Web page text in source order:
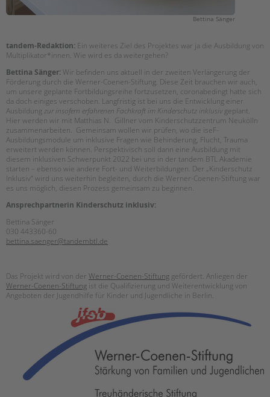
Bettina Sänger
tandem-Redaktion: Ein weiteres Ziel des Projektes war ja die Ausbildung von
Multiplikator*innen. Wie wird es da weitergehen?
Bettina Sänger:Wir befinden uns aktuell in der zweiten Verlängerung der
Förderung durch die Werner-Coenen-Stiftung. Diese Zeit brauchen wir auch,
um unsere geplante Fortbildungsreihe fortzusetzen, coronabedingt hatte sich
da doch einiges verschoben. Langfristig ist bei uns die Entwicklung einer
Ausbildung zur insofern erfahrenen Fachkraft im Kinderschutz inklusiv geplant.
Hier werden wir mit Matthias N. Gillner vom Kinderschutzzentrum Neukölln
zusammenarbeiten. Gemeinsam wollen wir prüfen, wo die iseF-
Ausbildungsmodule um inklusive Fragen wie Behinderung, Flucht, Trauma
erweitert werden können. Perspektivisch soll dann eine Ausbildung mit
diesem inklusiven Schwerpunkt 2022 bei uns in der tandem BTL Akademie
starten – ebenso wie andere Fort- und Weiterbildungen. Der „Kinderschutz
Inklusiv“ wird uns weiterhin begleiten, durch die Werner-Coenen-Stiftung war
es uns möglich, diesen Prozess gemeinsam zu beginnen.
Ansprechpartnerin Kinderschutz inklusiv:
Bettina Sänger
030 443360-60
bettina.saenger@tandembtl.de
Das Projekt wird von der Werner-Coenen-Stiftung gefördert. Anliegen der
Werner-Coenen-Stiftung ist die Qualifizierung und Weiterentwicklung von
Angeboten der Jugendhilfe für Kinder und Jugendliche in Berlin.